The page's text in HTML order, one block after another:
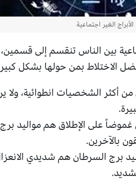
الأبراج الغير اجتماعية
بين الناس تنقسم إلى
الاختلاط بمن حولها بشكل
من أكثر الشخصيات انطوائية،
على الإطلاق هم مواليد
بالآخرين.
برج السرطان هم شديدي